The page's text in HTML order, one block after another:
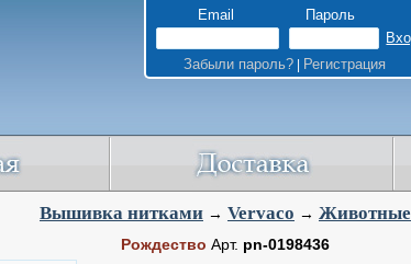
Email Пароль
Забыли пароль?| Регистрация
Вышивка нитками → Vervaco → Животные
Рождество Арт. pn-0198436